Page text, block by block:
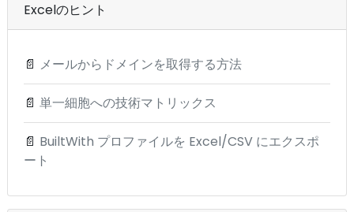
Excelのヒント
📄 メールからドメインを取得する方法
📄 単一細胞への技術マトリックス
📄 BuiltWith プロファイルを Excel/CSV にエクスポ
ート